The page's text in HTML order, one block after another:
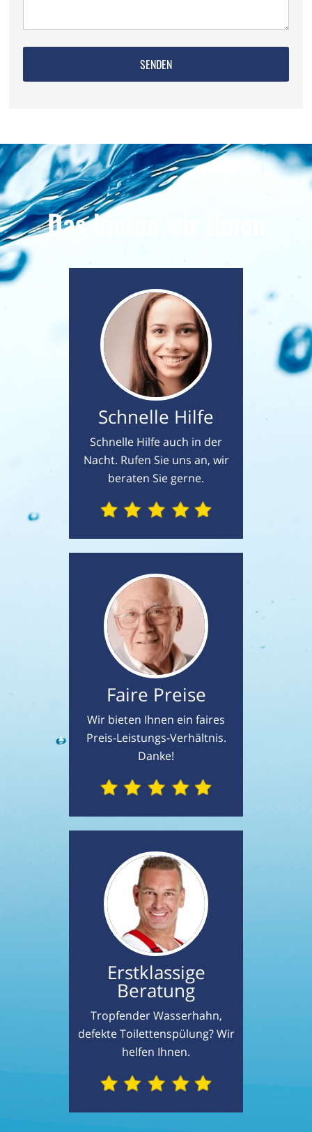
Das bieten wir Ihnen
Schnelle Hilfe
Schnelle Hilfe auch in der
Nacht. Rufen Sie uns an, wir
beraten Sie gerne.
Faire Preise
Wir bieten Ihnen ein faires
Preis-Leistungs-Verhältnis.
Danke!
Erstklassige
Beratung
Tropfender Wasserhahn,
defekte Toilettenspülung? Wir
helfen Ihnen.